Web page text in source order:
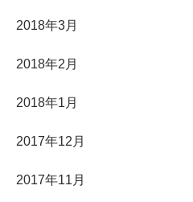
2018年3月
2018年2月
2018年1月
2017年12月
2017年11月